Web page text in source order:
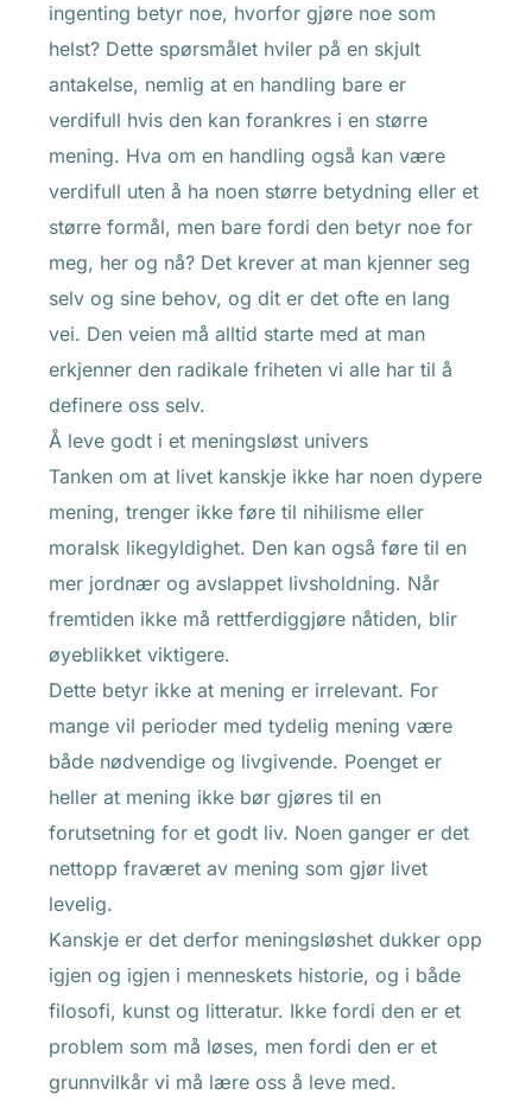
ingenting betyr noe, hvorfor gjøre noe som
helst? Dette spørsmålet hviler på en skjult
antakelse, nemlig at en handling bare er
verdifull hvis den kan forankres i en større
mening. Hva om en handling også kan være
verdifull uten å ha noen større betydning eller et
større formål, men bare fordi den betyr noe for
meg, her og nå? Det krever at man kjenner seg
selv og sine behov, og dit er det ofte en lang
vei. Den veien må alltid starte med at man
erkjenner den radikale friheten vi alle har til å
definere oss selv.
Å leve godt i et meningsløst univers
Tanken om at livet kanskje ikke har noen dypere
mening, trenger ikke føre til nihilisme eller
moralsk likegyldighet. Den kan også føre til en
mer jordnær og avslappet livsholdning. Når
fremtiden ikke må rettferdiggjøre nåtiden, blir
øyeblikket viktigere.
Dette betyr ikke at mening er irrelevant. For
mange vil perioder med tydelig mening være
både nødvendige og livgivende. Poenget er
heller at mening ikke bør gjøres til en
forutsetning for et godt liv. Noen ganger er det
nettopp fraværet av mening som gjør livet
levelig.
Kanskje er det derfor meningsløshet dukker opp
igjen og igjen i menneskets historie, og i både
filosofi, kunst og litteratur. Ikke fordi den er et
problem som må løses, men fordi den er et
grunnvilkår vi må lære oss å leve med.